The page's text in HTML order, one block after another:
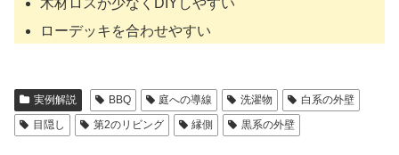
ローデッキを合わせやすい
実例解説 BBQ 庭への導線 洗濯物
白系の外壁
目隠し
第2のリビング 縁側 黒系の外壁